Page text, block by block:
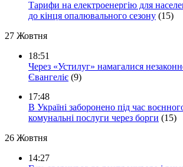
Тарифи на електроенергію для
до кінця опалювального сезону (15)
27 Жовтня
18:51
Через «Устилуг» намагалися
Євангеліє (9)
17:48
В Україні заборонено під час
комунальні послуги через борги (15)
26 Жовтня
14:27